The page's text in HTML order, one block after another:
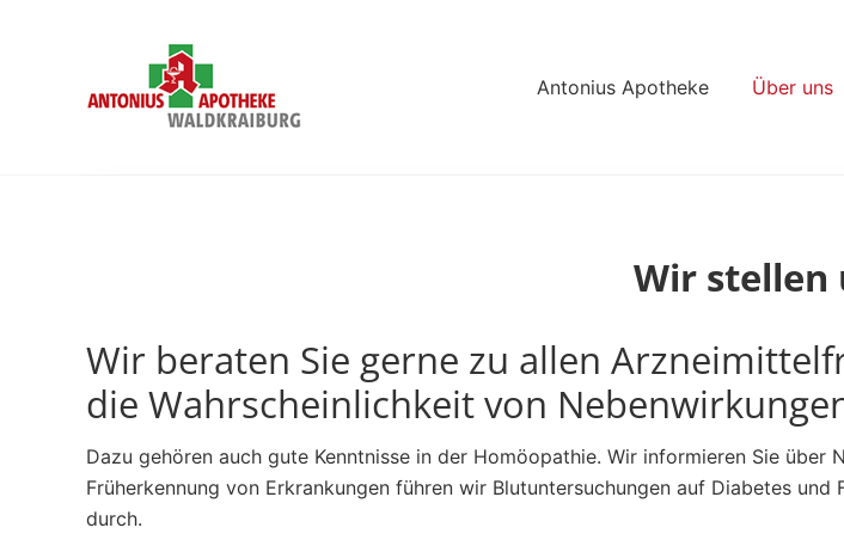
Waldkraiburg
Antonius Apotheke Über uns
Wir stellen
Wir beraten Sie gerne zu allen
die Wahrscheinlichkeit von
Dazu gehören auch gute Kenntnisse in der Homöopathie. Wir informieren Sie
Früherkennung von Erkrankungen führen wir Blutuntersuchungen auf Diabetes
durch.